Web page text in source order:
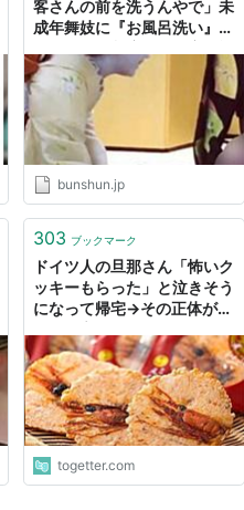
客さんの前を洗うんやで」未
成年舞妓に『お風呂洗い』
席』を強いてきた“花街の論
理”《弁護士見解「労働契約
が必要」》 | 文春オンライン
bunshun.jp
303 ブックマーク
ドイツ人の旦那さん「怖いク
ッキーもらった」と泣きそう
になって帰宅→その正体がこ
(笑)」「文化の違い面白い」
togetter.com